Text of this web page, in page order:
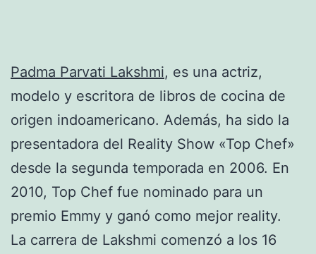
Padma Parvati Lakshmi, es una actriz,
modelo y escritora de libros de cocina de
origen indoamericano. Además, ha sido la
presentadora del Reality Show «Top Chef»
desde la segunda temporada en 2006. En
2010, Top Chef fue nominado para un
premio Emmy y ganó como mejor reality.
La carrera de Lakshmi comenzó a los 16